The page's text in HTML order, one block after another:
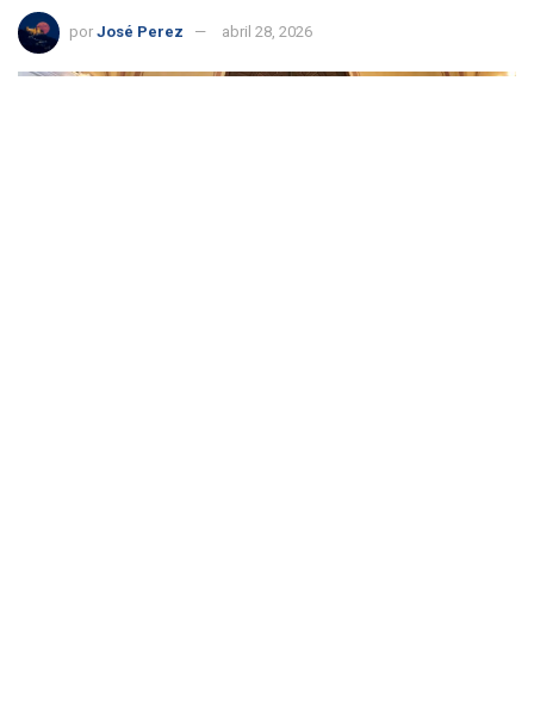
por José Perez abril 28, 2026